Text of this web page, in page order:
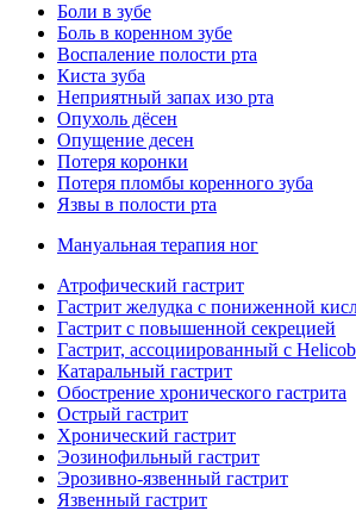
Боли в зубе
Боль в коренном зубе
Воспаление полости рта
Киста зуба
Неприятный запах изо рта
Опухоль дёсен
Опущение десен
Потеря коронки
Потеря пломбы коренного зуба
Язвы в полости рта
Мануальная терапия ног
Атрофический гастрит
Гастрит желудка с пониженной
Гастрит с повышенной секрецией
Гастрит, ассоциированный с
Катаральный гастрит
Обострение хронического гастрита
Острый гастрит
Хронический гастрит
Эозинофильный гастрит
Эрозивно-язвенный гастрит
Язвенный гастрит